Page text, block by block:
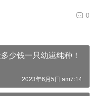
0
少钱一只幼崽纯种！
2023年6月5日 am7:14